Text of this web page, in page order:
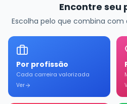
Encontre seu
Escolha pelo que combina com
Por profissão
Cada carreira valorizada
Ver